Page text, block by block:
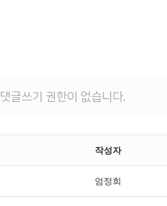
댓글쓰기 권한이 없습니다.
작성자
엄정희